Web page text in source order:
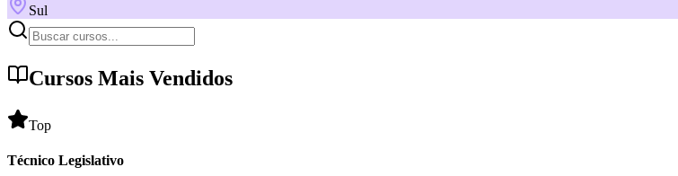
Sul
Cursos Mais Vendidos
Top
Técnico Legislativo